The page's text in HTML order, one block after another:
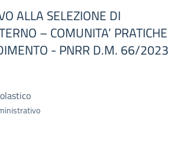
ALLA SELEZIONE DI
– COMUNITA’ PRATICHE
- PNRR D.M. 66/2023